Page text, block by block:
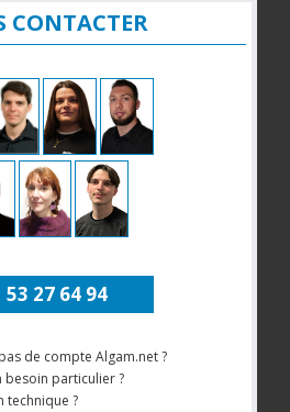
CONTACTER
53 27 64 94
de compte Algam.net ?
besoin particulier ?
technique ?